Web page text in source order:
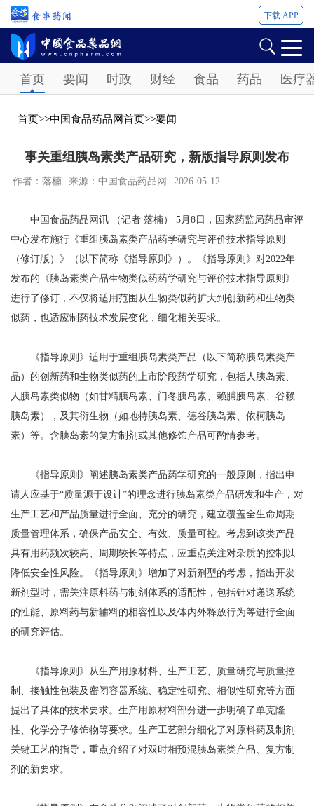
下载 APP
首页 要闻 时政 财经 食品 药品 医疗
首页>>中国食品药品网首页>>要闻
事关重组胰岛素类产品研究，新版指导原则发布
作者：落楠 来源：中国食品药品网 2026-05-12
中国食品药品网讯 （记者 落楠） 5月8日，国家药监局药品审评
中心发布施行《重组胰岛素类产品药学研究与评价技术指导原则
（修订版）》（以下简称《指导原则》）。《指导原则》对2022年
发布的《胰岛素类产品生物类似药药学研究与评价技术指导原则》
进行了修订，不仅将适用范围从生物类似药扩大到创新药和生物类
似药，也适应制药技术发展变化，细化相关要求。
《指导原则》适用于重组胰岛素类产品（以下简称胰岛素类产
品）的创新药和生物类似药的上市阶段药学研究，包括人胰岛素、
人胰岛素类似物（如甘精胰岛素、门冬胰岛素、赖脯胰岛素、谷赖
胰岛素），及其衍生物（如地特胰岛素、德谷胰岛素、依柯胰岛
素）等。含胰岛素的复方制剂或其他修饰产品可酌情参考。
《指导原则》阐述胰岛素类产品药学研究的一般原则，指出申
请人应基于“质量源于设计”的理念进行胰岛素类产品研发和生产，对
生产工艺和产品质量进行全面、充分的研究，建立覆盖全生命周期
质量管理体系，确保产品安全、有效、质量可控。考虑到该类产品
具有用药频次较高、周期较长等特点，应重点关注对杂质的控制以
降低安全性风险。《指导原则》增加了对新剂型的考虑，指出开发
新剂型时，需关注原料药与制剂体系的适配性，包括针对递送系统
的性能、原料药与新辅料的相容性以及体内外释放行为等进行全面
的研究评估。
《指导原则》从生产用原材料、生产工艺、质量研究与质量控
制、接触性包装及密闭容器系统、稳定性研究、相似性研究等方面
提出了具体的技术要求。生产用原材料部分进一步明确了单克隆
性、化学分子修饰物等要求。生产工艺部分细化了对原料药及制剂
关键工艺的指导，重点介绍了对双时相预混胰岛素类产品、复方制
剂的新要求。